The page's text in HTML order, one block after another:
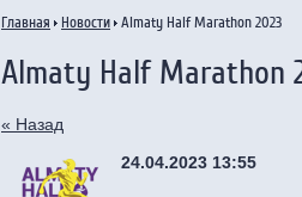
Главная Новости Almaty Half Marathon 2023
Almaty Half Marathon
« Назад
24.04.2023 13:55